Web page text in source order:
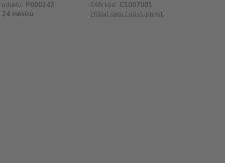
P000243 EAN kód: C1007001
24 měsíců
Hlídat cenu / dostupnost